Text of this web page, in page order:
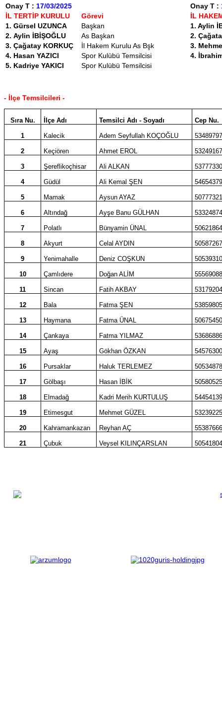
Onay T : 17/03/2025 Onay T :
İL TERTİP KURULU
Görevi
İL
1. Gürsel UZUNCA
Başkan 1. Aylin
2. Aylin İBİŞOĞLU As Başkan
2.
3. Çağatay KORKUÇ İl Hakem Kurulu As Bşk
3.
4. Hasan YAZICI
Spor Kulübü Temsilcisi
4.
5. Kadriye YAKICI
Spor Kulübü Temsilcisi
- İlçe Temsilcileri -
Sıra Nu. İlçe Adı Temsilci Adı - Soyadı Cep Nu.
1 Kalecik Adem Seyfullah KOÇOĞLU
2 Keçiören Ahmet EROL
3 Şereflikoçhisar Ali ALKAN
4 Güdül Ali Kemal ŞEN
5 Mamak Aysun AYAZ
6 Altındağ Ayşe Banu GÜLHAN
7 Polatlı Bünyamin ÜNAL
8 Akyurt Celal AYDIN
9 Yenimahalle Deniz COŞKUN
10 Çamlıdere Doğan ALİM
11 Sincan Fatih AKBAY
12 Bala Fatma ŞEN
13 Haymana Fatma ÜNAL
14 Çankaya Fatma YILMAZ
15 Ayaş Gökhan ÖZKAN
16 Pursaklar Haluk TERLEMEZ
17 Gölbaşı Hasan İBİK
18 Elmadağ Kadri Merih KURTULUŞ
19 Etimesgut Mehmet GÜZEL
20 Kahramankazan Reyhan AÇ
21 Çubuk Veysel KILINÇARSLAN